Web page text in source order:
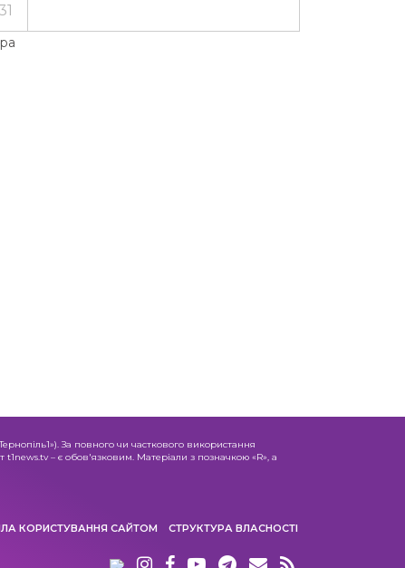
31
За повного чи часткового використання
– є обов'язковим. Матеріали з позначкою «R», а
КОРИСТУВАННЯ САЙТОМ СТРУКТУРА ВЛАСНОСТІ